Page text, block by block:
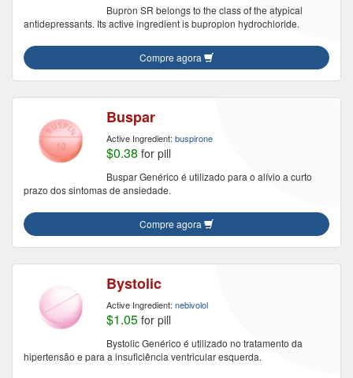
Bupron SR belongs to the class of the atypical
antidepressants. Its active ingredient is bupropion hydrochloride.
Compre agora
Buspar
Active Ingredient: buspirone
$0.38 for pill
Buspar Genérico é utilizado para o alívio a curto
prazo dos sintomas de ansiedade.
Compre agora
Bystolic
Active Ingredient: nebivolol
$1.05 for pill
Bystolic Genérico é utilizado no tratamento da
hipertensão e para a insuficiência ventricular esquerda.